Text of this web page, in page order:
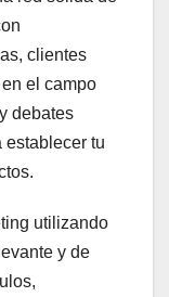
clientes
el campo
debates
establecer tu
utilizando
y de